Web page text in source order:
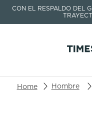
CON EL RESPALDO DEL
Buscar un producto o
Hombre